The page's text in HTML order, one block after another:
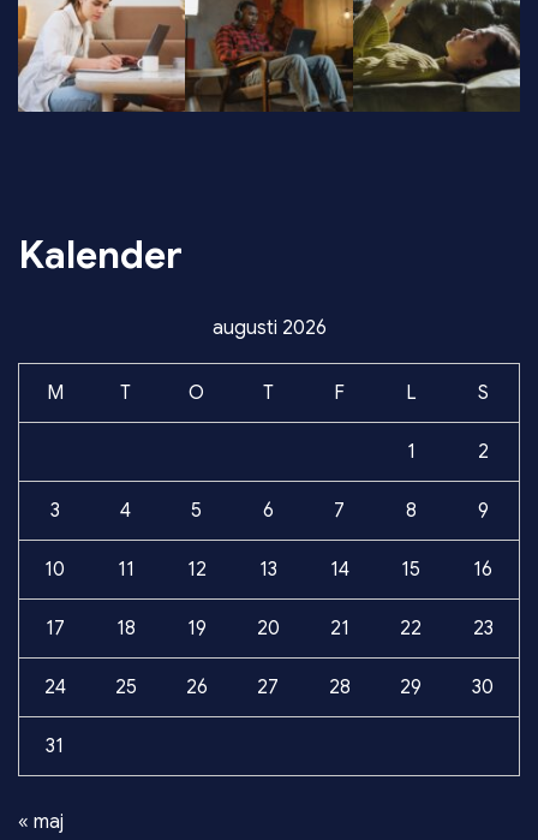
Kalender
augusti 2026
M T O T F L S
1 2
3 4 5 6 7 8 9
10 11 12 13 14 15 16
17 18 19 20 21 22 23
24 25 26 27 28 29 30
31
« maj